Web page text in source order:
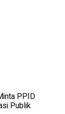
PPID
Publik